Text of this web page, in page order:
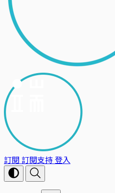
訂閱 訂閱支持登入